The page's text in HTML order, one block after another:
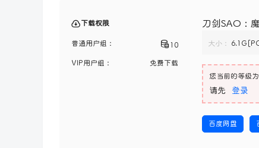
下载权限
普通用户组： 10
VIP用户组： 免费下载
刀剑SAO：
大小：
您当前的等级为
请先 登录
百度网盘